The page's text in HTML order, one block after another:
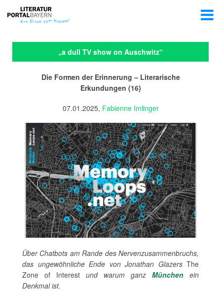
„a dull TV show on Auschwitz“
Die Formen der Erinnerung – Literarische
Erkundungen (16)
07.01.2025, Fabienne Imlinger
Über Chatbots am Rande des Nervenzusammenbruchs,
das ungewöhnliche Ende von Jonathan Glazers The
Zone of Interest und warum ganz München ein
Denkmal ist.